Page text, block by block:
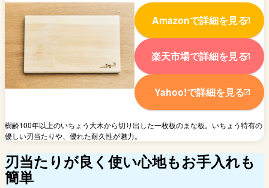
Amazonで詳細を見る
楽天市場で詳細を見る
Yahoo!で詳細を見る
樹齢100年以上のいちょう大木から切り出した一枚板のまな板。いちょう特有の
優しい刃当たりや、優れた耐久性が魅力。
刃当たりが良く使い心地もお手入れも
簡単